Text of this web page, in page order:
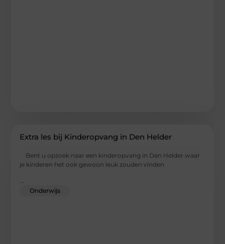
Extra les bij Kinderopvang in Den Helder
Bent u opzoek naar een kinderopvang in Den Helder waar
je kinderen het ook gewoon leuk zouden vinden
...
Onderwijs